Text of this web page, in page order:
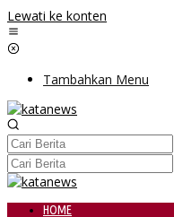
Lewati ke konten
Tambahkan Menu
HOME